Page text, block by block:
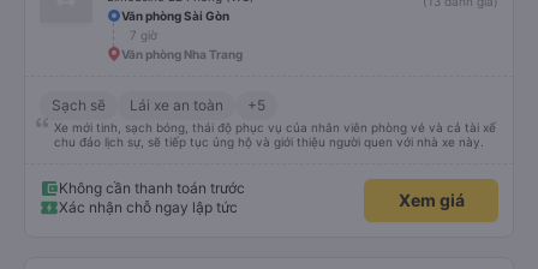
Văn phòng Sài Gòn
7 giờ
Văn phòng Nha Trang
Sạch sẽ Lái xe an toàn +5
Xe mới tinh, sạch bóng, thái độ phục vụ của nhân viên phòng vé và cả tài xế
chu đáo lịch sự, sẽ tiếp tục ủng hộ và giới thiệu người quen với nhà xe này.
Không cần thanh toán trước
Xác nhận chỗ ngay lập tức
Xem giá